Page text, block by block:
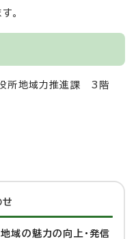
。
役所地域力推進課 3階
せ
域の魅力の向上・発信